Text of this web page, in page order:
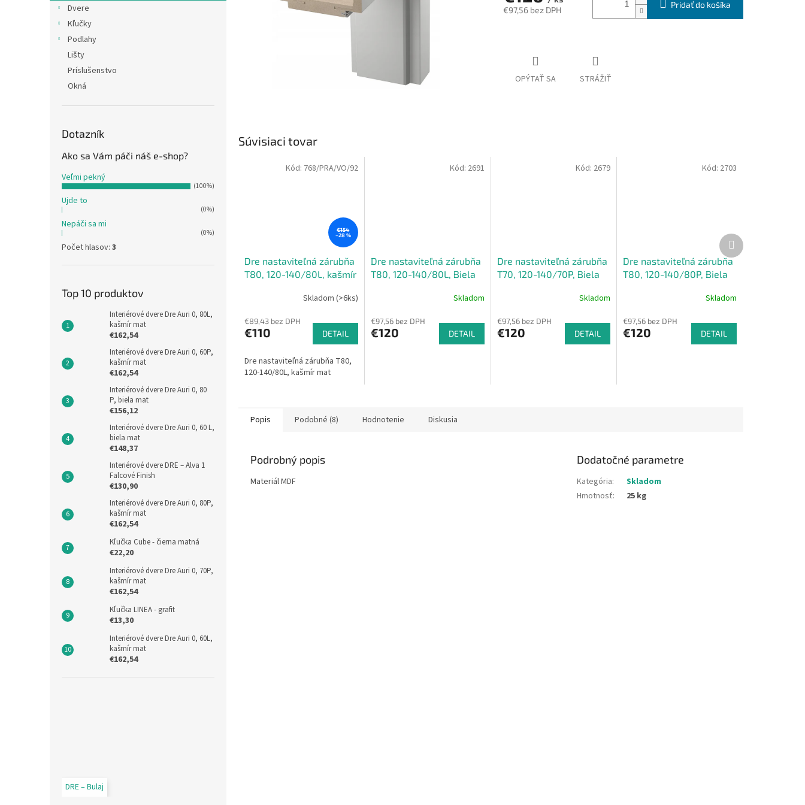
Dvere
Kľučky
Podlahy
Lišty
Príslušenstvo
Okná
Dotazník
Ako sa Vám páči náš e-shop?
Veľmi pekný
(100%)
Ujde to
(0%)
Nepáči sa mi
(0%)
Počet hlasov: 3
Top 10 produktov
Interiérové dvere Dre Auri 0, 80L,
kašmír mat
€162,54
Interiérové dvere Dre Auri 0, 60P,
kašmír mat
€162,54
Interiérové dvere Dre Auri 0, 80
P, biela mat
€156,12
Interiérové dvere Dre Auri 0, 60 L,
biela mat
€148,37
Interiérové dvere DRE – Alva 1
Falcové Finish
€130,90
Interiérové dvere Dre Auri 0, 80P,
kašmír mat
€162,54
Kľučka Cube - čierna matná
€22,20
Interiérové dvere Dre Auri 0, 70P,
kašmír mat
€162,54
Kľučka LINEA - grafit
€13,30
Interiérové dvere Dre Auri 0, 60L,
kašmír mat
€162,54
DRE – Bulaj
OPÝTAŤ SA STRÁŽIŤ
€97,56 bez DPH
Pridať do košíka
Súvisiaci tovar
€154
–28 %
Dre nastaviteľná zárubňa
T80, 120-140/80L, kašmír
Skladom (>6ks)
€89,43 bez DPH
€110 DETAIL
Dre nastaviteľná zárubňa T80,
120-140/80L, kašmír mat
Kód: 768/PRA/VO/92
Dre nastaviteľná zárubňa
T80, 120-140/80L, Biela
Skladom
€97,56 bez DPH
€120 DETAIL
Kód: 2691
Dre nastaviteľná zárubňa
T70, 120-140/70P, Biela
Skladom
€97,56 bez DPH
€120 DETAIL
Kód: 2679
Dre nastaviteľná zárubňa
T80, 120-140/80P, Biela
Skladom
€97,56 bez DPH
€120 DETAIL
Kód: 2703
Ďalší
produkt
Popis Podobné (8) Hodnotenie Diskusia
Podrobný popis
Materiál MDF
Dodatočné parametre
Kategória:
Skladom
Hmotnosť: 25 kg